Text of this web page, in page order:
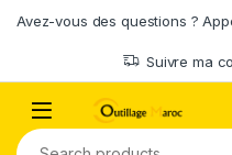
Avez-vous des questions ?
Suivre ma
Search for: